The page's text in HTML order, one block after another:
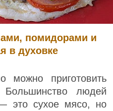
помидорами и
в духовке
можно приготовить
людей
это сухое мясо, но